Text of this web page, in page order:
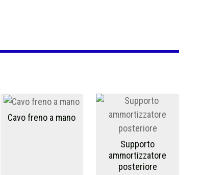
Cavo freno a mano
Supporto
ammortizzatore
posteriore